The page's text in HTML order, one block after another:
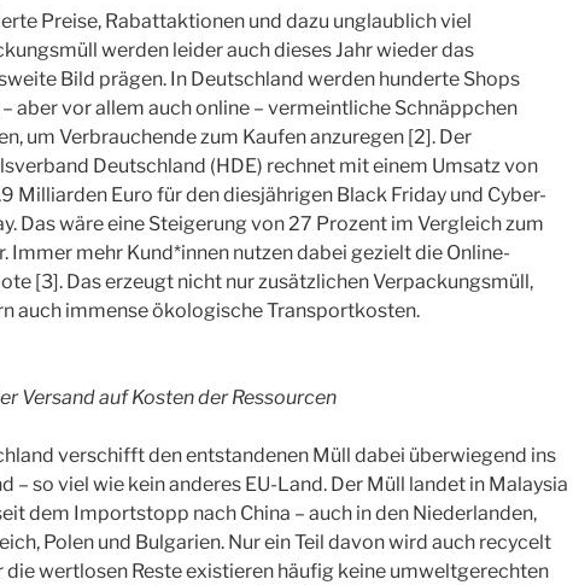
Preise, Rabattaktionen und dazu unglaublich viel
werden leider auch dieses Jahr wieder das
Bild prägen. In Deutschland werden hunderte Shops
aber vor allem auch online – vermeintliche Schnäppchen
um Verbrauchende zum Kaufen anzuregen [2]. Der
Deutschland (HDE) rechnet mit einem Umsatz von
Milliarden Euro für den diesjährigen Black Friday und Cyber-
Das wäre eine Steigerung von 27 Prozent im Vergleich zum
Immer mehr Kund*innen nutzen dabei gezielt die Online-
[3]. Das erzeugt nicht nur zusätzlichen Verpackungsmüll,
auch immense ökologische Transportkosten.
Versand auf Kosten der Ressourcen
verschifft den entstandenen Müll dabei überwiegend ins
– so viel wie kein anderes EU-Land. Der Müll landet in Malaysia
dem Importstopp nach China – auch in den Niederlanden,
Polen und Bulgarien. Nur ein Teil davon wird auch recycelt
die wertlosen Reste existieren häufig keine umweltgerechten